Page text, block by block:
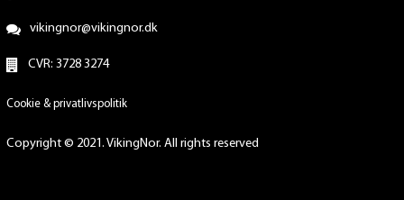
vikingnor@vikingnor.dk
CVR: 3728 3274
Cookie & privatlivspolitik
Copyright © 2021. VikingNor. All rights reserved